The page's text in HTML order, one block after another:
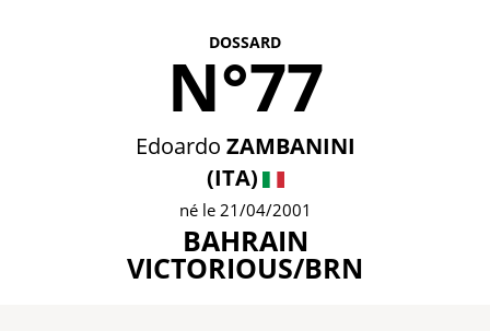
DOSSARD
N°77
Edoardo ZAMBANINI
(ITA)
né le 21/04/2001
BAHRAIN
VICTORIOUS/BRN